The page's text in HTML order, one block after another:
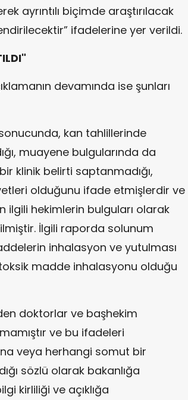
ayrıntılı biçimde araştırılacak
ifadelerine yer verildi.
devamında ise şunları
kan tahlillerinde
muayene bulgularında da
klinik belirti saptanmadığı,
olduğunu ifade etmişlerdir ve
ilgili hekimlerin bulguları olarak
İlgili raporda solunum
inhalasyon ve yutulması
madde inhalasyonu olduğu
doktorlar ve başhekim
ve bu ifadeleri
veya herhangi somut bir
sözlü olarak bakanlığa
kirliliği ve açıklığa